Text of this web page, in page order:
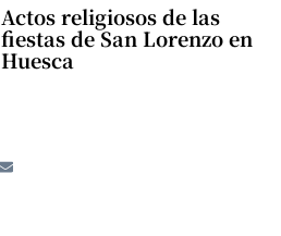
Actos religiosos de las
fiestas de San Lorenzo en
Huesca